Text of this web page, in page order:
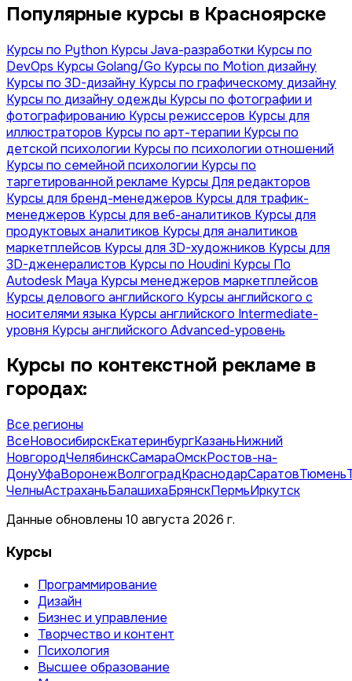
Популярные курсы в Красноярске
Курсы по Python Курсы Java-разработки Курсы по
DevOps Курсы Golang/Go Курсы по Motion дизайну
Курсы по 3D-дизайну Курсы по графическому дизайну
Курсы по дизайну одежды Курсы по фотографии и
фотографированию Курсы режиссеров Курсы для
иллюстраторов Курсы по арт-терапии Курсы по
детской психологии Курсы по психологии отношений
Курсы по семейной психологии Курсы по
таргетированной рекламе Курсы Для редакторов
Курсы для бренд-менеджеров Курсы для трафик-
менеджеров Курсы для веб-аналитиков Курсы для
продуктовых аналитиков Курсы для аналитиков
маркетплейсов Курсы для 3D-художников Курсы для
3D-дженералистов Курсы по Houdini Курсы По
Autodesk Maya Курсы менеджеров маркетплейсов
Курсы делового английского Курсы английского с
носителями языка Курсы английского Intermediate-
уровня Курсы английского Advanced-уровень
Курсы по контекстной рекламе в
городах:
Все регионы
ВсеНовосибирскЕкатеринбургКазаньНижний
НовгородЧелябинскСамараОмскРостов-на-
ДонуУфаВоронежВолгоградКраснодарСаратовТюмень
ЧелныАстраханьБалашихаБрянскПермьИркутск
Данные обновлены 10 августа 2026 г.
Курсы
Программирование
Дизайн
Бизнес и управление
Творчество и контент
Психология
Высшее образование